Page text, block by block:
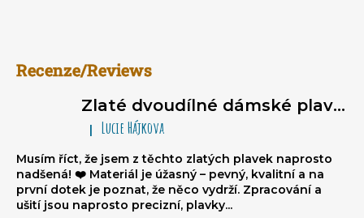
Recenze/Reviews
Zlaté dvoudílné dámské plavky brazilky - trojúhelníkové bikiny na zavazování, nařasené brazilky
Hodnocení produktu je 5 z 5 hvězdiček.
| Lucie Hájkova
Musím říct, že jsem z těchto zlatých plavek naprosto
nadšená! ❤️ Materiál je úžasný – pevný, kvalitní a na
první dotek je poznat, že něco vydrží. Zpracování a
ušití jsou naprosto precizní, plavky...